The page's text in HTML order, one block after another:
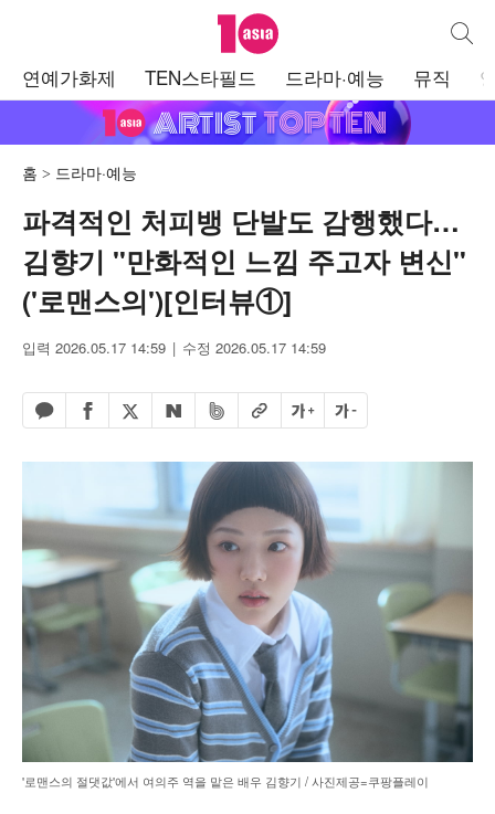
텐아시아 통합
연예가화제 TEN스타필드 드라마·예능 뮤직
홈 드라마·예능
파격적인 처피뱅 단발도 감행했다…
김향기 "만화적인 느낌 주고자 변신"
('로맨스의')[인터뷰①]
입력 2026.05.17 14:59 수정 2026.05.17 14:59
카카오톡 공유하기
페이스북 공유하기
엑스 공유하기
네이버 공유하기
밴드 공유하기
URL복사글자 크게글자 작게
'로맨스의 절댓값'에서 여의주 역을 맡은 배우 김향기 / 사진제공=쿠팡플레이